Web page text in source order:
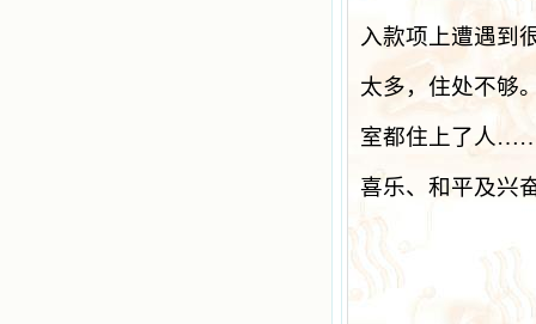
入款项上遭遇到
太多，住处不够
室都住上了人
喜乐、和平及兴